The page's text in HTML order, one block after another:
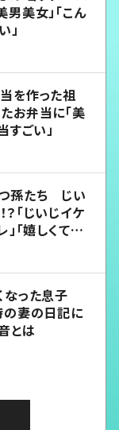
美女」「こん
」
を作った祖
お弁当に「美
すごい」
孫たち じい
「じいじイケ
」「嬉しくて可
なった息子
の妻の日記に
とは